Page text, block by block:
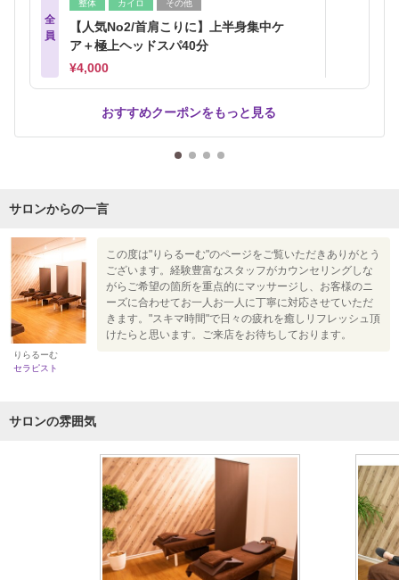
全
員
整体
カイロ その他
【人気No2/首肩こりに】上半身集中ケ
ア＋極上ヘッドスパ40分
¥4,000
おすすめクーポンをもっと見る
サロンからの一言
りらるーむ
セラピスト
この度は"りらるーむ"のページをご覧いただきありがとう
ございます。経験豊富なスタッフがカウンセリングしな
がらご希望の箇所を重点的にマッサージし、お客様のニ
ーズに合わせてお一人お一人に丁寧に対応させていただ
きます。"スキマ時間"で日々の疲れを癒しリフレッシュ頂
けたらと思います。ご来店をお待ちしております。
サロンの雰囲気